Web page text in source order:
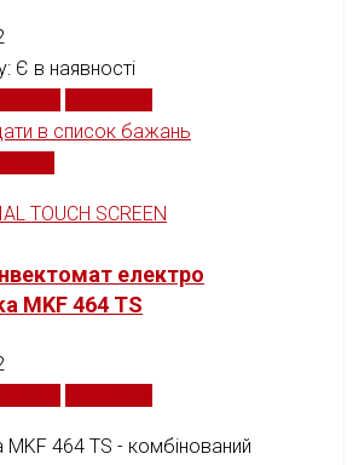
Є в наявності
в список бажань
TOUCH SCREEN
електро
MKF 464 TS
MKF 464 TS - комбінований